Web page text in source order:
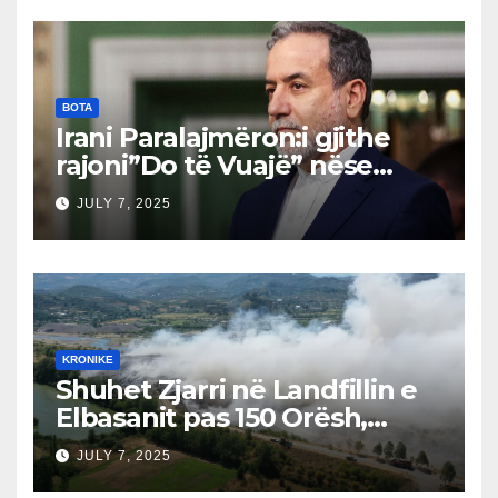
barrikada!”
BOTA
Irani Paralajmëron:i gjithe
rajoni”Do të Vuajë” nëse
Izraeli Nuk Mbahet
Përgjegjës
JULY 7, 2025
KRONIKE
Shuhet Zjarri në Landfillin e
Elbasanit pas 150 Orësh,
Fillon Vlerësimi i Dëmeve
JULY 7, 2025